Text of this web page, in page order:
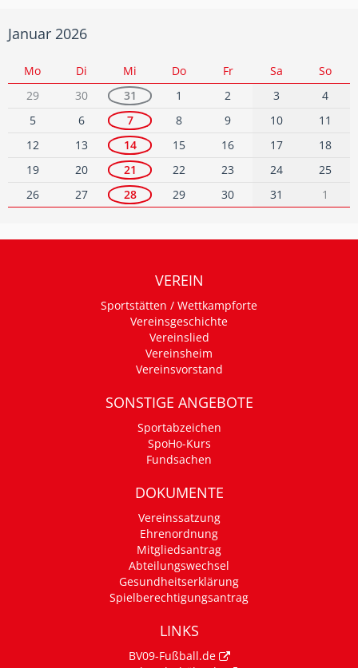
Januar 2026
Mo Di Mi Do Fr Sa
So
29
30 31 1 2 3
4
5
6 7 8 9 10
11
12
13 14 15 16 17
18
19
20 21 22 23 24
25
26
27 28 29 30 31 1
VEREIN
Sportstätten / Wettkampforte
Vereinsgeschichte
Vereinslied
Vereinsheim
Vereinsvorstand
SONSTIGE ANGEBOTE
Sportabzeichen
SpoHo-Kurs
Fundsachen
DOKUMENTE
Vereinssatzung
Ehrenordnung
Mitgliedsantrag
Abteilungswechsel
Gesundheitserklärung
Spielberechtigungsantrag
LINKS
BV09-Fußball.de